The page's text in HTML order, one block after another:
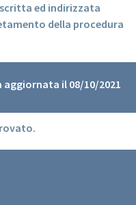
ed indirizzata
della procedura
il 08/10/2021